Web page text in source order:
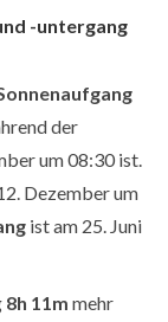
-untergang
der
um 08:30 ist.
Dezember um
ist am 25. Juni
8h 11m mehr